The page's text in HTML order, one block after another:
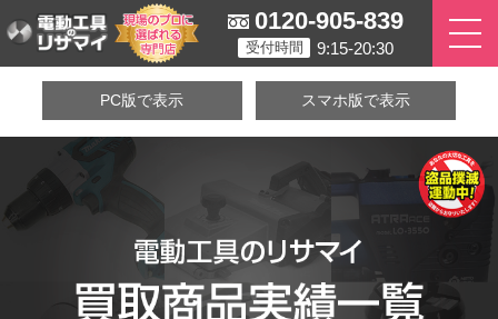
0120-905-839
受付時間 9:15-20:30
PC版で表示 スマホ版で表示